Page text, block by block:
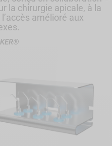
la chirurgie apicale, à la
amélioré aux